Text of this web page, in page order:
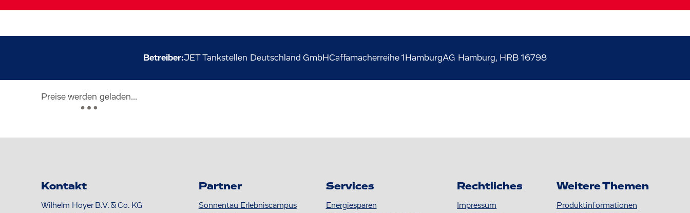
Betreiber:JET Tankstellen Deutschland GmbHCaffamacherreihe 1 HamburgAG Hamburg, HRB 16798
Preise werden geladen...
Kontakt
Wilhelm Hoyer B.V. & Co. KG
Partner
Sonnentau Erlebniscampus
Services
Energiesparen
Rechtliches
Impressum
Weitere Themen
Produktinformationen